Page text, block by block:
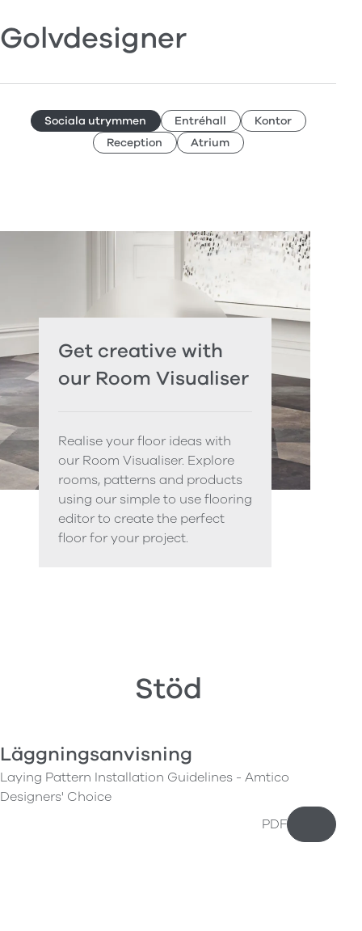
Golvdesigner
Sociala utrymmen Entréhall
Kontor
Reception
Atrium
Get creative with
our Room Visualiser
Realise your floor ideas with
our Room Visualiser. Explore
rooms, patterns and products
using our simple to use flooring
editor to create the perfect
floor for your project.
Stöd
Läggningsanvisning
Laying Pattern Installation Guidelines - Amtico
Designers' Choice
PDF
Ladda